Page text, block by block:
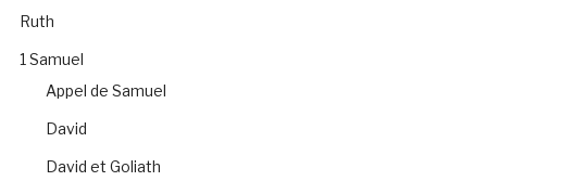
Ruth
1 Samuel
Appel de Samuel
David
David et Goliath